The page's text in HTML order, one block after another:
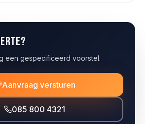
een gespecificeerd voorstel.
Aanvraag versturen
085 800 4321